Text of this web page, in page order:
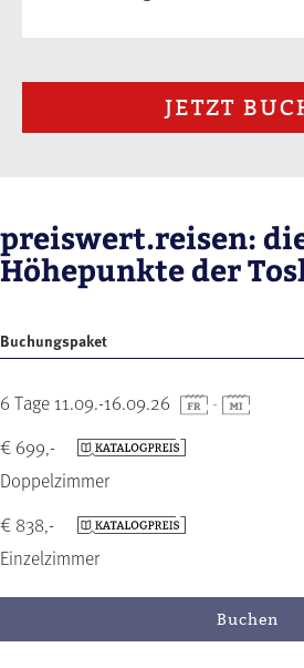
JETZT
preiswert.reisen:
Höhepunkte der
Buchungspaket
6 Tage 11.09.-16.09.26 -
Doppelzimmer
€ 699,-
Einzelzimmer
€ 838,-
Buchen